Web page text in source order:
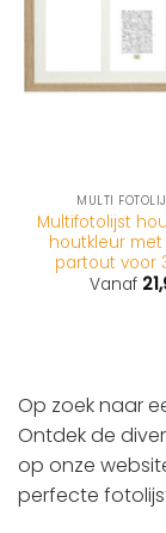
MULTI
Multifotolijst
houtkleur
partout voor
Vanaf
Op zoek naar
Ontdek de
op onze
perfecte